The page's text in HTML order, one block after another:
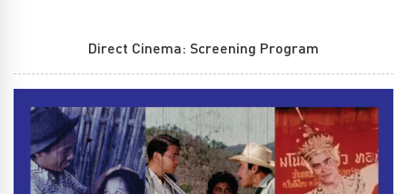
Direct Cinema: Screening Program